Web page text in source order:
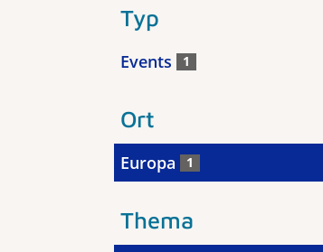
Typ
Events 1
Ort
Europa 1
Thema